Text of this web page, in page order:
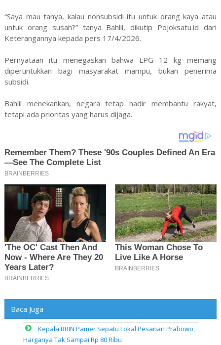
“Saya mau tanya, kalau nonsubsidi itu untuk orang kaya atau
untuk orang susah?” tanya Bahlil, dikutip Pojoksatu.id dari
Keterangannya kepada pers 17/4/2026.
Pernyataan itu menegaskan bahwa LPG 12 kg memang
diperuntukkan bagi masyarakat mampu, bukan penerima
subsidi.
Bahlil menekankan, negara tetap hadir membantu rakyat,
tetapi ada prioritas yang harus dijaga.
Baca Juga
Kepala BRIN Pamer Sepatu Lokal Pesanan Prabowo,
Harganya Tak Sampai Rp 80 Ribu